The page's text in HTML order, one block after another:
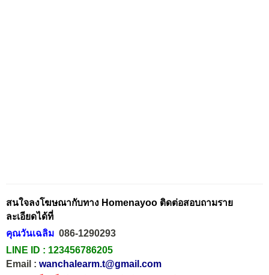
สนใจลงโฆษณากับทาง Homenayoo ติดต่อสอบถามราย
ละเอียดได้ที่
คุณวันเฉลิม 086-1290293
LINE ID : 123456786205
Email : wanchalearm.t@gmail.com